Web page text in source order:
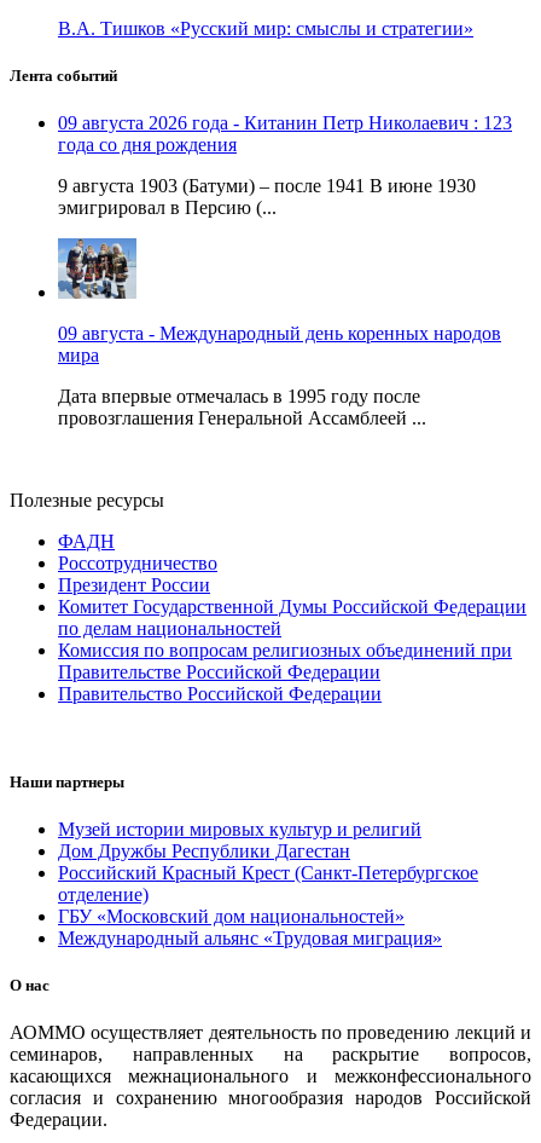
В.А. Тишков «Русский мир: смыслы и стратегии»
Лента событий
09 августа 2026 года - Китанин Петр Николаевич : 123
года со дня рождения
9 августа 1903 (Батуми) – после 1941 В июне 1930
эмигрировал в Персию (...
09 августа - Международный день коренных народов
мира
Дата впервые отмечалась в 1995 году после
провозглашения Генеральной Ассамблеей ...
Полезные ресурсы
ФАДН
Россотрудничество
Президент России
Комитет Государственной Думы Российской Федерации
по делам национальностей
Комиссия по вопросам религиозных объединений при
Правительстве Российской Федерации
Правительство Российской Федерации
Наши партнеры
Музей истории мировых культур и религий
Дом Дружбы Республики Дагестан
Российский Красный Крест (Санкт-Петербургское
отделение)
ГБУ «Московский дом национальностей»
Международный альянс «Трудовая миграция»
О нас
АОММО осуществляет деятельность по проведению лекций и
семинаров, направленных на раскрытие вопросов,
касающихся межнационального и межконфессионального
согласия и сохранению многообразия народов Российской
Федерации.